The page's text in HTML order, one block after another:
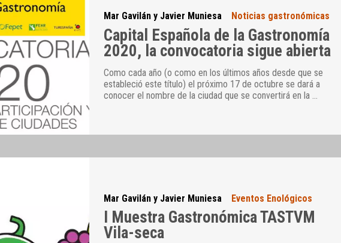
Mar Gavilán y Javier Muniesa Noticias gastronómicas
Capital Española de la Gastronomía
2020, la convocatoria sigue abierta
Como cada año (o como en los últimos años desde que se
estableció este título) el próximo 17 de octubre se dará a
conocer el nombre de la ciudad que se convertirá en la …
Mar Gavilán y Javier Muniesa Eventos Enológicos
I Muestra Gastronómica TASTVM
Vila-seca